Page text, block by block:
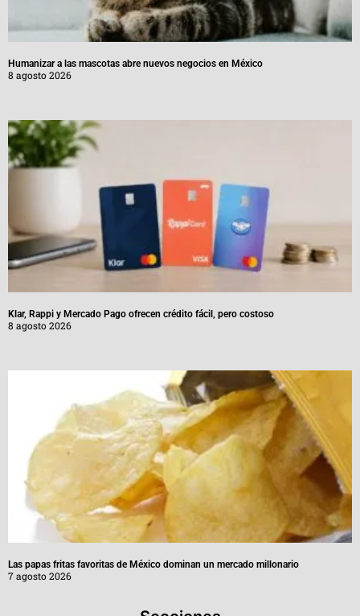
Humanizar a las mascotas abre nuevos negocios en México
8 agosto 2026
Klar, Rappi y Mercado Pago ofrecen crédito fácil, pero costoso
8 agosto 2026
Las papas fritas favoritas de México dominan un mercado millonario
7 agosto 2026